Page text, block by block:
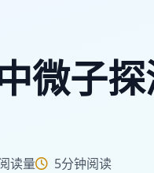
微子
读量 5分钟阅读